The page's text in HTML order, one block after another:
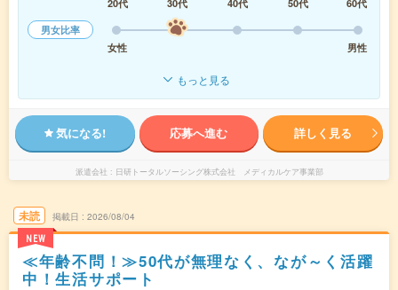
20代
30代 40代 50代
60代
男女比率
女性
男性
もっと見る
気になる! 応募へ進む 詳しく見る
派遣会社 日研トータルソーシング株式会社 メディカルケア事業部
未読
NEW
掲載日 2026/08/04
≪年齢不問！≫50代が無理なく、なが～く活躍
中！生活サポート